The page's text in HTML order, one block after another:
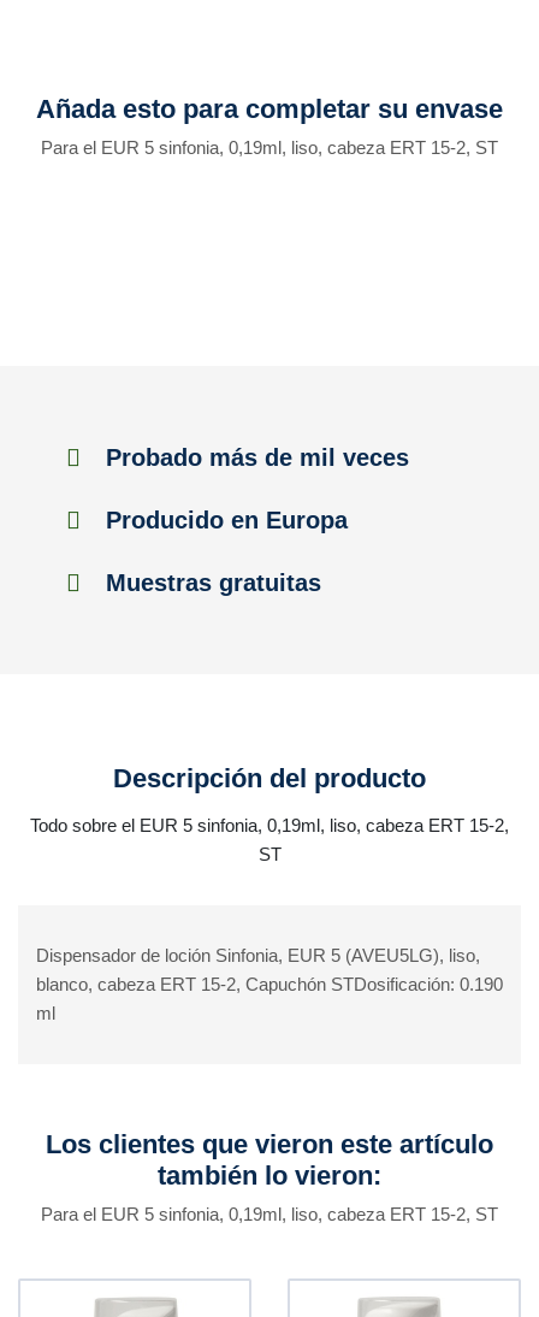
Añada esto para completar su envase
Para el EUR 5 sinfonia, 0,19ml, liso, cabeza ERT 15-2, ST
Probado más de mil veces
Producido en Europa
Muestras gratuitas
Descripción del producto
Todo sobre el EUR 5 sinfonia, 0,19ml, liso, cabeza ERT 15-2,
ST
Dispensador de loción Sinfonia, EUR 5 (AVEU5LG), liso,
blanco, cabeza ERT 15-2, Capuchón STDosificación: 0.190
ml
Los clientes que vieron este artículo
también lo vieron:
Para el EUR 5 sinfonia, 0,19ml, liso, cabeza ERT 15-2, ST